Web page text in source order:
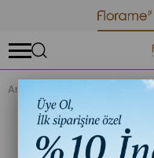
Anasayfa Organik